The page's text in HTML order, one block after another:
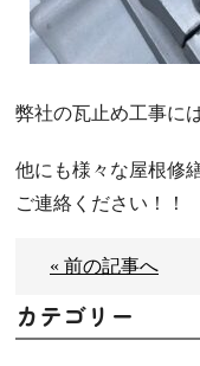
弊社の瓦止め工事に
他にも様々な屋根修
ご連絡ください！！
« 前の記事へ
カテゴリー